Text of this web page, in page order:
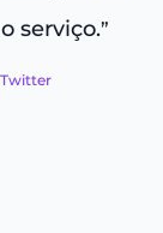
serviço.”